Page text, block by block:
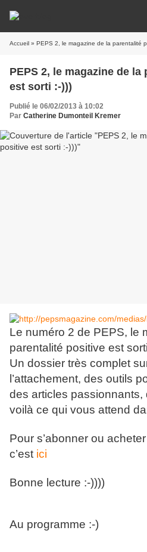
Accueil » PEPS 2, le magazine de la parentalité
PEPS 2, le magazine de
est sorti :-)))
Publié le 06/02/2013 à 10:02
Par Catherine Dumonteil Kremer
Le numéro 2 de PEPS, le
parentalité positive est
Un dossier très complet
l’attachement, des outils
des articles passionnants,
voilà ce qui vous attend
Pour s’abonner ou
c’est ici
Bonne lecture :-))))
Au programme :-)